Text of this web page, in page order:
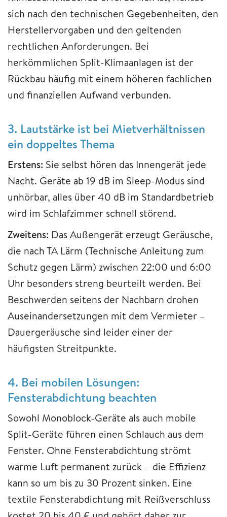
sich nach den technischen Gegebenheiten, den
Herstellervorgaben und den geltenden
rechtlichen Anforderungen. Bei
herkömmlichen Split-Klimaanlagen ist der
Rückbau häufig mit einem höheren fachlichen
und finanziellen Aufwand verbunden.
3. Lautstärke ist bei Mietverhältnissen
ein doppeltes Thema
Erstens: Sie selbst hören das Innengerät jede
Nacht. Geräte ab 19 dB im Sleep-Modus sind
unhörbar, alles über 40 dB im Standardbetrieb
wird im Schlafzimmer schnell störend.
Zweitens: Das Außengerät erzeugt Geräusche,
die nach TA Lärm (Technische Anleitung zum
Schutz gegen Lärm) zwischen 22:00 und 6:00
Uhr besonders streng beurteilt werden. Bei
Beschwerden seitens der Nachbarn drohen
Auseinandersetzungen mit dem Vermieter –
Dauergeräusche sind leider einer der
häufigsten Streitpunkte.
4. Bei mobilen Lösungen:
Fensterabdichtung beachten
Sowohl Monoblock-Geräte als auch mobile
Split-Geräte führen einen Schlauch aus dem
Fenster. Ohne Fensterabdichtung strömt
warme Luft permanent zurück – die Effizienz
kann so um bis zu 30 Prozent sinken. Eine
textile Fensterabdichtung mit Reißverschluss